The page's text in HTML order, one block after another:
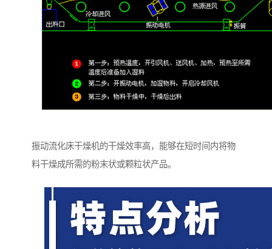
振动流化床干燥机的干燥效率高，能够在短时间内将物
料干燥成所需的粉末状或颗粒状产品。